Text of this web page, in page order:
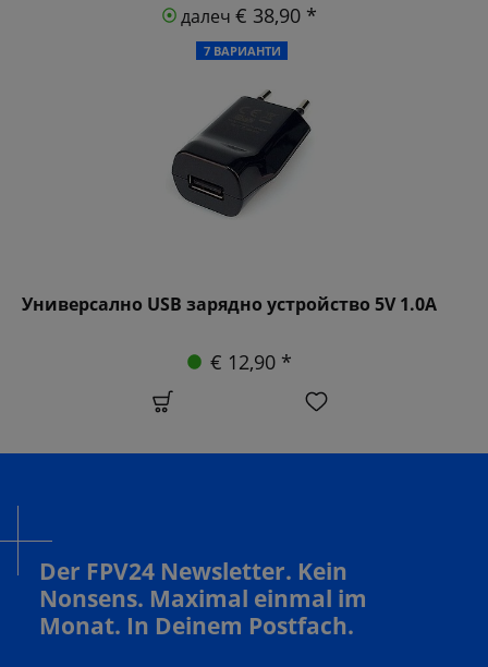
далеч€ 38,90 *
7 ВАРИАНТИ
Универсално USB зарядно устройство 5V 1.0A
€ 12,90 *
Der FPV24 Newsletter. Kein
Nonsens. Maximal einmal im
Monat. In Deinem Postfach.